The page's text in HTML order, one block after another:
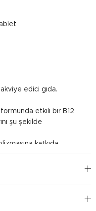
edici gıda.
etkili bir B12
şu şekilde
katkıda
duyduğunuz enerjiyi
destek